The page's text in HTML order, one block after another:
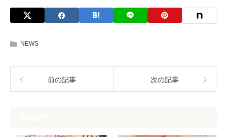
NEWS
前の記事 次の記事